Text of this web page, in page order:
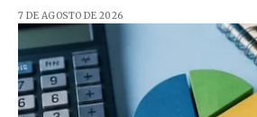
7 DE AGOSTO DE 2026